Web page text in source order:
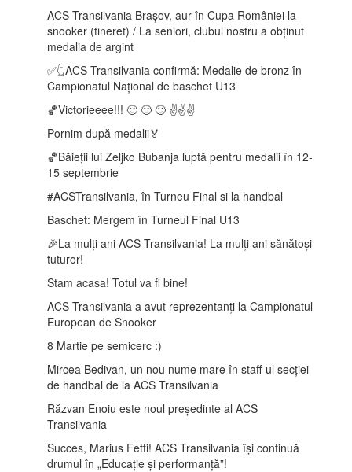
ACS Transilvania Brașov, aur în Cupa României la
snooker (tineret) / La seniori, clubul nostru a obținut
medalia de argint
✅👆ACS Transilvania confirmă: Medalie de bronz în
Campionatul Național de baschet U13
🏀Victorieeee!!! 🙂 🙂 🙂 ✌️✌️✌️
Pornim după medalii🏅
🏀Băieții lui Zeljko Bubanja luptă pentru medalii în 12-
15 septembrie
️#ACSTransilvania, în Turneu Final si la handbal
Baschet: Mergem în Turneul Final U13
🎉La mulți ani ACS Transilvania! La mulți ani sănătoși
tuturor!
Stam acasa! Totul va fi bine!
ACS Transilvania a avut reprezentanți la Campionatul
European de Snooker
8 Martie pe semicerc :)
Mircea Bedivan, un nou nume mare în staff-ul secției
de handbal de la ACS Transilvania
Răzvan Enoiu este noul președinte al ACS
Transilvania
Succes, Marius Fetti! ACS Transilvania își continuă
drumul în „Educație și performanță”!